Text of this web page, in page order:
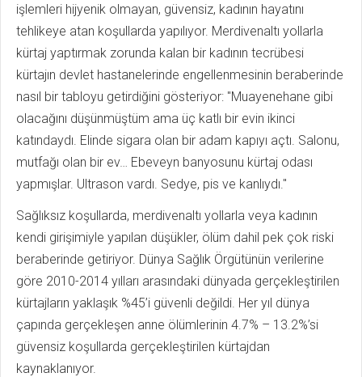
işlemleri hijyenik olmayan, güvensiz, kadının hayatını
tehlikeye atan koşullarda yapılıyor. Merdivenaltı yollarla
kürtaj yaptırmak zorunda kalan bir kadının tecrübesi
kürtajın devlet hastanelerinde engellenmesinin beraberinde
nasıl bir tabloyu getirdiğini gösteriyor: "Muayenehane gibi
olacağını düşünmüştüm ama üç katlı bir evin ikinci
katındaydı. Elinde sigara olan bir adam kapıyı açtı. Salonu,
mutfağı olan bir ev… Ebeveyn banyosunu kürtaj odası
yapmışlar. Ultrason vardı. Sedye, pis ve kanlıydı."
Sağlıksız koşullarda, merdivenaltı yollarla veya kadının
kendi girişimiyle yapılan düşükler, ölüm dahil pek çok riski
beraberinde getiriyor. Dünya Sağlık Örgütünün verilerine
göre 2010-2014 yılları arasındaki dünyada gerçekleştirilen
kürtajların yaklaşık %45’i güvenli değildi. Her yıl dünya
çapında gerçekleşen anne ölümlerinin 4.7% – 13.2%’si
güvensiz koşullarda gerçekleştirilen kürtajdan
kaynaklanıyor.